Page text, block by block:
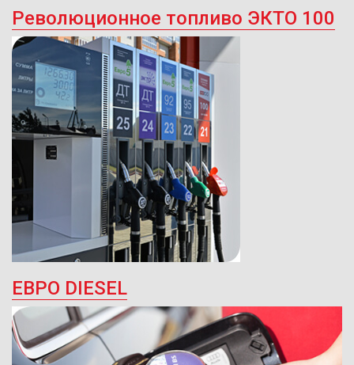
Революционное топливо ЭКТО 100
ЕВРО DIESEL